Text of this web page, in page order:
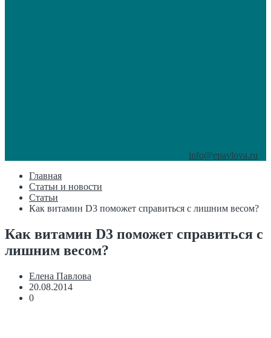
info@epavlova.ru
Главная
Статьи и новости
Статьи
Как витамин D3 поможет справиться с лишним весом?
Как витамин D3 поможет справиться с
лишним весом?
Елена Павлова
20.08.2014
0